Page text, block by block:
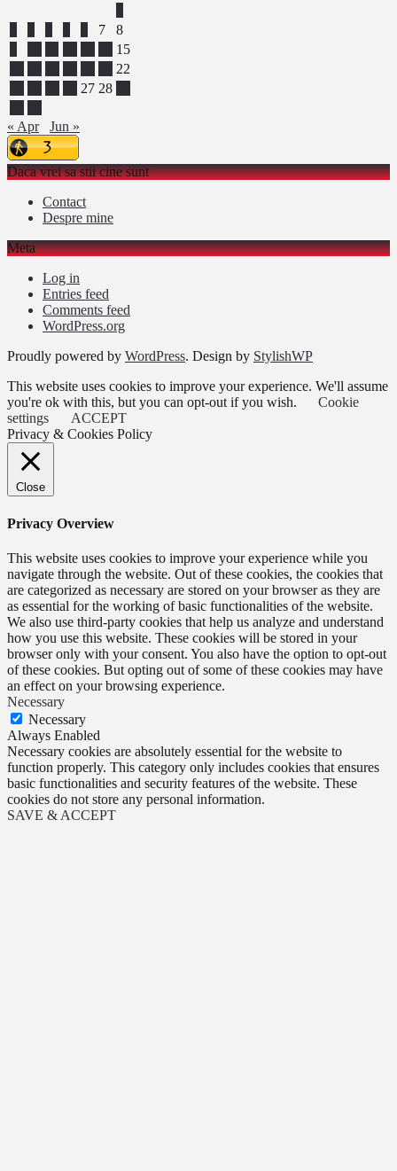
7
8
15
22
27 28
« Apr
Jun »
Daca vrei sa stii cine sunt
Contact
Despre mine
Meta
Log in
Entries feed
Comments feed
WordPress.org
Proudly powered by WordPress. Design by StylishWP
This website uses cookies to improve your experience. We'll assume
you're ok with this, but you can opt-out if you wish.
Cookie
settings
ACCEPT
Privacy & Cookies Policy
Close
Privacy Overview
This website uses cookies to improve your experience while you
navigate through the website. Out of these cookies, the cookies that
are categorized as necessary are stored on your browser as they are
as essential for the working of basic functionalities of the website.
We also use third-party cookies that help us analyze and understand
how you use this website. These cookies will be stored in your
browser only with your consent. You also have the option to opt-out
of these cookies. But opting out of some of these cookies may have
an effect on your browsing experience.
Necessary
Necessary
Always Enabled
Necessary cookies are absolutely essential for the website to
function properly. This category only includes cookies that ensures
basic functionalities and security features of the website. These
cookies do not store any personal information.
SAVE & ACCEPT